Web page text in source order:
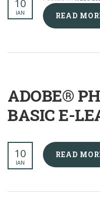
10
ΙΑΝ READ
ADOBE®
BASIC E-
10
ΙΑΝ
READ